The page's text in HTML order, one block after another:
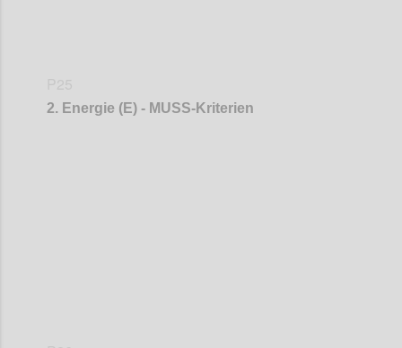
2. Energie (E) - MUSS-Kriterien